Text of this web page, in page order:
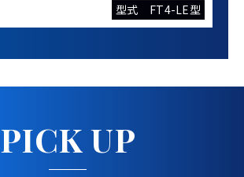
型式 FT4-LE型
PICK UP